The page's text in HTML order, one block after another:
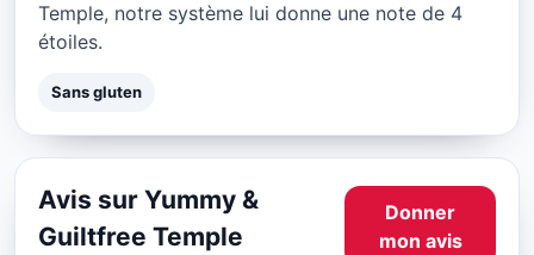
Temple, notre système lui donne une note de 4
étoiles.
Sans gluten
Avis sur Yummy &
Guiltfree Temple
Donner
mon avis